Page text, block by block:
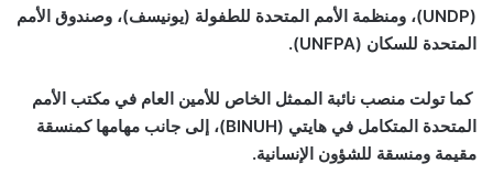
(
UNDP)، ومنظمة الأمم المتحدة للطفولة (يونيسف)، وصندوق الأمم
المتحدة للسكان (UNFPA
).
كما تولت منصب نائبة الممثل الخاص للأمين العام في مكتب الأمم
المتحدة المتكامل في هايتي (BINUH)، إلى جانب مهامها كمنسقة
مقيمة ومنسقة للشؤون الإنسانية.